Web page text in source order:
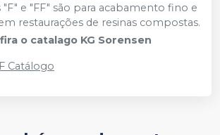
e "FF" são para acabamento fino e
restaurações de resinas compostas.
o catalago KG Sorensen
Catálogo